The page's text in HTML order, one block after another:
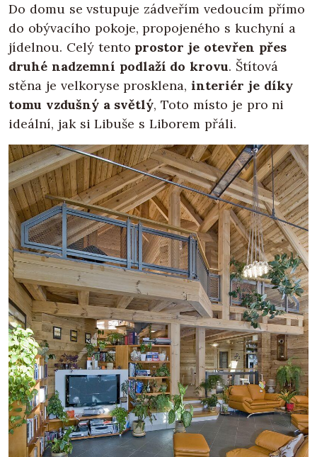
Do domu se vstupuje zádveřím vedoucím přímo
do obývacího pokoje, propojeného s kuchyní a
jídelnou. Celý tento prostor je otevřen přes
druhé nadzemní podlaží do krovu. Štítová
stěna je velkoryse prosklena,interiér je díky
tomu vzdušný a světlý, Toto místo je pro ni
ideální, jak si Libuše s Liborem přáli.